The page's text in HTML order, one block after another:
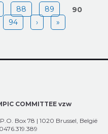
88 89
90
94 › »
COMMITTEE vzw
Box 78 | 1020 Brussel, België